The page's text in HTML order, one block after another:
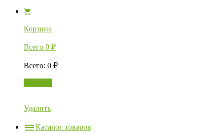
Корзина
Всего 0 ₽
Всего: 0 ₽
Удалить
Каталог товаров